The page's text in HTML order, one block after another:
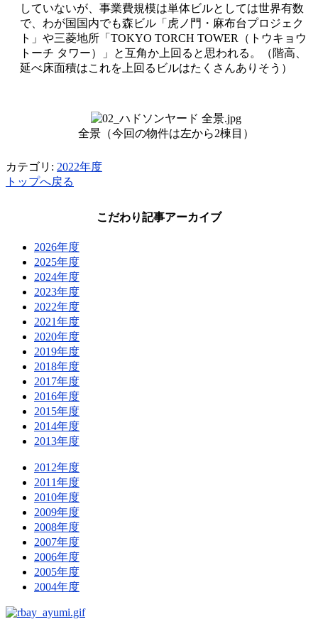
していないが、事業費規模は単体ビルとしては世界有数
で、わが国国内でも森ビル「虎ノ門・麻布台プロジェク
ト」や三菱地所「TOKYO TORCH TOWER（トウキョウ
トーチ タワー）」と互角か上回ると思われる。（階高、
延べ床面積はこれを上回るビルはたくさんありそう）
全景（今回の物件は左から2棟目）
カテゴリ: 2022年度
トップへ戻る
こだわり記事アーカイブ
2026年度
2025年度
2024年度
2023年度
2022年度
2021年度
2020年度
2019年度
2018年度
2017年度
2016年度
2015年度
2014年度
2013年度
2012年度
2011年度
2010年度
2009年度
2008年度
2007年度
2006年度
2005年度
2004年度